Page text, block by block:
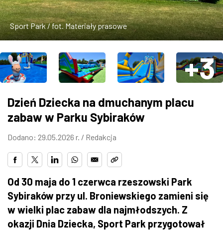
ZDJĘCIA
W RZESZOWIE
Sport Park / fot. Materiały prasowe
+3
Dzień Dziecka na dmuchanym placu
zabaw w Parku Sybiraków
Dodano: 29.05.2026 r. / Redakcja
Od 30 maja do 1 czerwca rzeszowski Park
Sybiraków przy ul. Broniewskiego zamieni się
w wielki plac zabaw dla najmłodszych. Z
okazji Dnia Dziecka, Sport Park przygotował